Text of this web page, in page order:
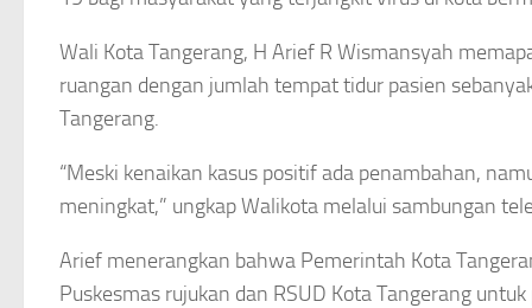
Wali Kota Tangerang, H Arief R Wismansyah
ruangan dengan jumlah tempat tidur pasien
Tangerang.
“Meski kenaikan kasus positif ada penambahan,
meningkat,” ungkap Walikota melalui sambungan
Arief menerangkan bahwa Pemerintah Kota
Puskesmas rujukan dan RSUD Kota Tangerang